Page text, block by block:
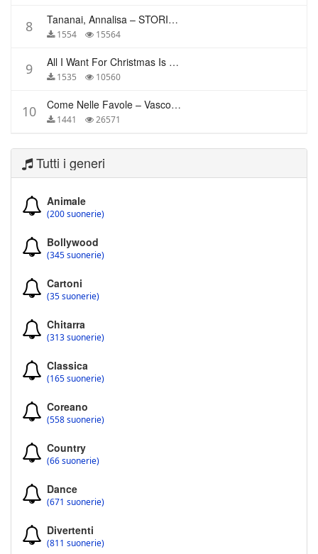
8 Tananai, Annalisa – STORIE BREVI
1554 15564
9 All I Want For Christmas Is You – Mariah Carey
1535 10560
10 Come Nelle Favole – Vasco Rossi
1441 26571
Tutti i generi
Animale
(200 suonerie)
Bollywood
(345 suonerie)
Cartoni
(35 suonerie)
Chitarra
(313 suonerie)
Classica
(165 suonerie)
Coreano
(558 suonerie)
Country
(66 suonerie)
Dance
(671 suonerie)
Divertenti
(811 suonerie)